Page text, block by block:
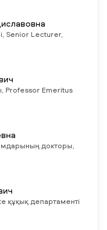
Senior Lecturer,
Professor Emeritus
докторы,
құқық департаменті